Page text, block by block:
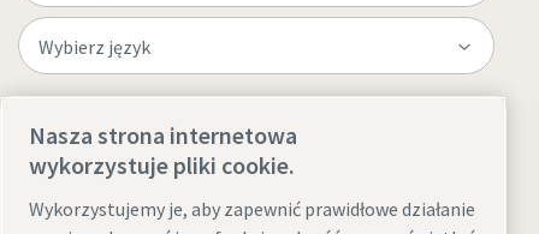
Nasza strona internetowa
wykorzystuje pliki cookie.
Wykorzystujemy je, aby zapewnić prawidłowe działanie